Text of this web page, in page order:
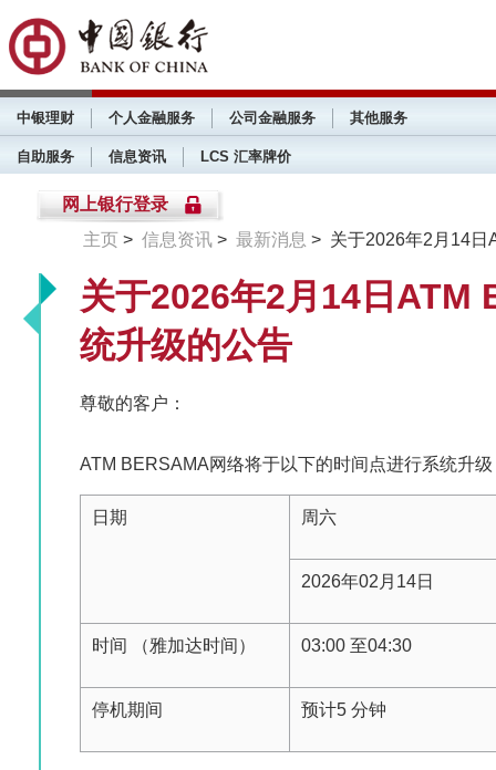
中银理财 个人金融服务 公司金融服务 其他服务
自助服务 信息资讯 LCS 汇率牌价
网上银行登录
主页 > 信息资讯 > 最新消息 > 关于2026年2月14日
关于2026年2月14日ATM
统升级的公告
尊敬的客户：
ATM BERSAMA网络将于以下的时间点进行系统升级
日期 周六
2026年02月14日
时间 （雅加达时间） 03:00 至04:30
停机期间 预计5 分钟